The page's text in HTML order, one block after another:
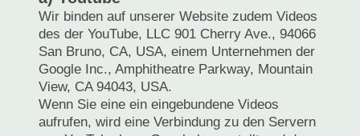
Wir binden auf unserer Website zudem Videos
des der YouTube, LLC 901 Cherry Ave., 94066
San Bruno, CA, USA, einem Unternehmen der
Google Inc., Amphitheatre Parkway, Mountain
View, CA 94043, USA.
Wenn Sie eine ein eingebundene Videos
aufrufen, wird eine Verbindung zu den Servern